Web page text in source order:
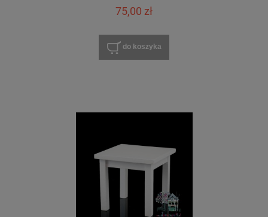
75,00 zł
do koszyka